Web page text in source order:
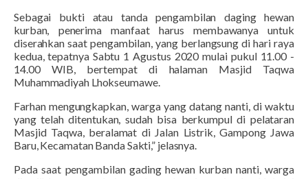
Sebagai bukti atau tanda pengambilan daging hewan
kurban, penerima manfaat harus membawanya untuk
diserahkan saat pengambilan, yang berlangsung di hari raya
kedua, tepatnya Sabtu 1 Agustus 2020 mulai pukul 11.00 -
14.00 WIB, bertempat di halaman Masjid Taqwa
Muhammadiyah Lhokseumawe.
Farhan mengungkapkan, warga yang datang nanti, di waktu
yang telah ditentukan, sudah bisa berkumpul di pelataran
Masjid Taqwa, beralamat di Jalan Listrik, Gampong Jawa
Baru, Kecamatan Banda Sakti,” jelasnya.
Pada saat pengambilan gading hewan kurban nanti, warga